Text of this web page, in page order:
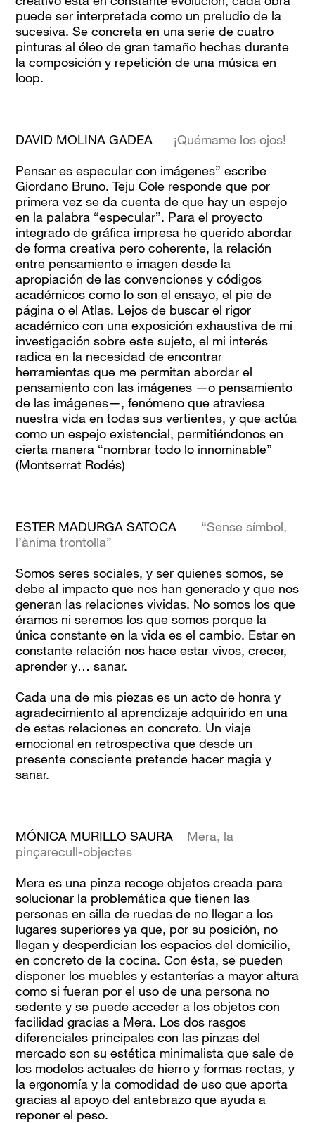
puede ser interpretada como un preludio de la
sucesiva. Se concreta en una serie de cuatro
pinturas al óleo de gran tamaño hechas durante
la composición y repetición de una música en
loop.
DAVID MOLINA GADEA ¡Quémame los ojos!
Pensar es especular con imágenes” escribe
Giordano Bruno. Teju Cole responde que por
primera vez se da cuenta de que hay un espejo
en la palabra “especular”. Para el proyecto
integrado de gráfica impresa he querido abordar
de forma creativa pero coherente, la relación
entre pensamiento e imagen desde la
apropiación de las convenciones y códigos
académicos como lo son el ensayo, el pie de
página o el Atlas. Lejos de buscar el rigor
académico con una exposición exhaustiva de mi
investigación sobre este sujeto, el mi interés
radica en la necesidad de encontrar
herramientas que me permitan abordar el
pensamiento con las imágenes —o pensamiento
de las imágenes—, fenómeno que atraviesa
nuestra vida en todas sus vertientes, y que actúa
como un espejo existencial, permitiéndonos en
cierta manera “nombrar todo lo innominable”
(Montserrat Rodés)
ESTER MADURGA SATOCA “Sense símbol,
l’ànima trontolla”
Somos seres sociales, y ser quienes somos, se
debe al impacto que nos han generado y que nos
generan las relaciones vividas. No somos los que
éramos ni seremos los que somos porque la
única constante en la vida es el cambio. Estar en
constante relación nos hace estar vivos, crecer,
aprender y… sanar.
Cada una de mis piezas es un acto de honra y
agradecimiento al aprendizaje adquirido en una
de estas relaciones en concreto. Un viaje
emocional en retrospectiva que desde un
presente consciente pretende hacer magia y
sanar.
MÓNICA MURILLO SAURA Mera, la
pinçarecull-objectes
Mera es una pinza recoge objetos creada para
solucionar la problemática que tienen las
personas en silla de ruedas de no llegar a los
lugares superiores ya que, por su posición, no
llegan y desperdician los espacios del domicilio,
en concreto de la cocina. Con ésta, se pueden
disponer los muebles y estanterías a mayor altura
como si fueran por el uso de una persona no
sedente y se puede acceder a los objetos con
facilidad gracias a Mera. Los dos rasgos
diferenciales principales con las pinzas del
mercado son su estética minimalista que sale de
los modelos actuales de hierro y formas rectas, y
la ergonomía y la comodidad de uso que aporta
gracias al apoyo del antebrazo que ayuda a
reponer el peso.